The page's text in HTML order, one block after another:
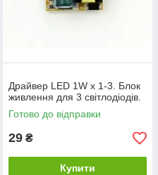
Драйвер LED 1W x 1-3. Блок
живлення для 3 світлодіодів.
Готово до відправки
29 ₴
Купити